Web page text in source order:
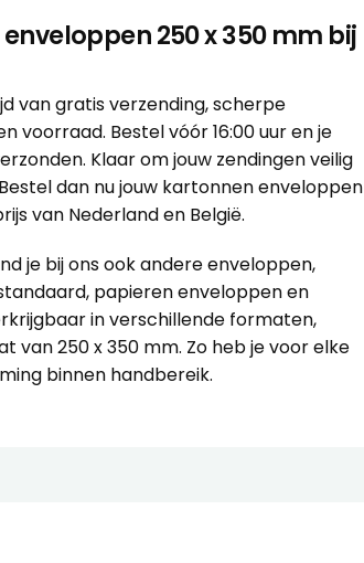
250 x 350 mm bij
van gratis verzending, scherpe
voorraad. Bestel vóór 16:00 uur en je
Klaar om jouw zendingen veilig
dan nu jouw kartonnen enveloppen
van Nederland en België.
je bij ons ook andereenveloppen,
papieren enveloppen en
in verschillende formaten,
van 250 x 350 mm. Zo heb je voor elke
binnen handbereik.